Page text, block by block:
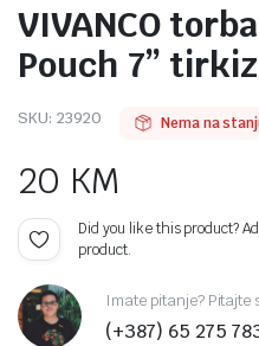
VIVANCO
Pouch 7”
SKU: 23920 Nema na
20 KM
Did you like this product?
product.
Imate pitanje? Pitajte
(+387) 65 275